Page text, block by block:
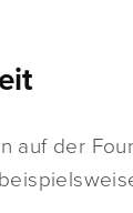
auf der